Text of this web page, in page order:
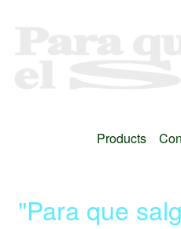
Products
"Para que